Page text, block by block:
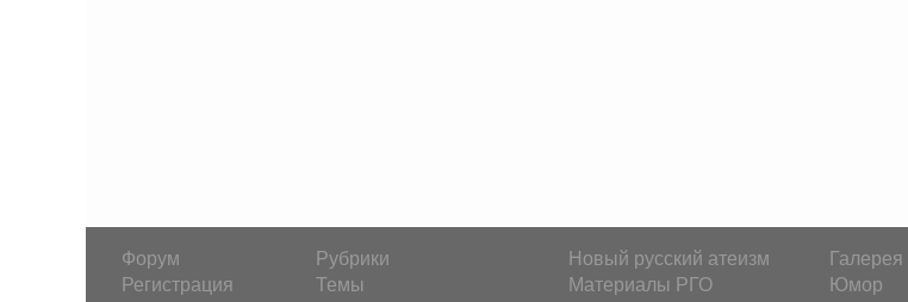
Форум
Регистрация
Рубрики
Темы
Новый русский атеизм
Материалы РГО
Галерея
Юмор